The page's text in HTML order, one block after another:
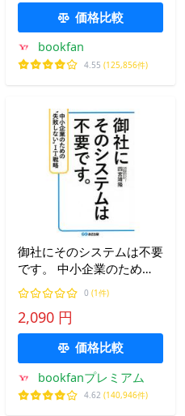
価格比較
bookfan
4.55 (125,856件)
御社にそのシステムは不要
です。 中小企業のため
の“失敗しない”IT戦略/四宮
靖隆
0 (1件)
2,090 円
価格比較
bookfanプレミアム
4.62 (140,946件)